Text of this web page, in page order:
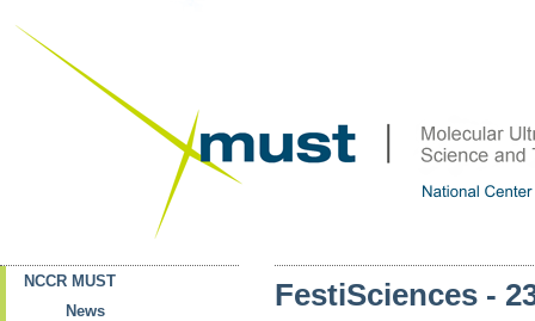
NCCR MUST
News
FestiSciences -